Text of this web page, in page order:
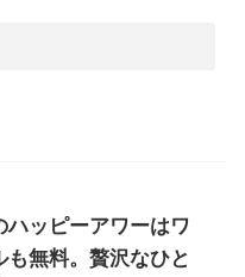
ハッピーアワーはワ
も無料。贅沢なひと